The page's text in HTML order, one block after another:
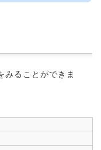
みることができま